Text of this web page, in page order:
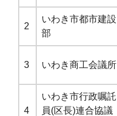
2
いわき市都市建設
部
3 いわき商工会議所
4
いわき市行政嘱託
員(区長)連合協議